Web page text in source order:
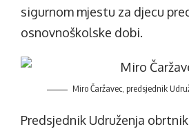
sigurnom mjestu za djecu
osnovnoškolske dobi.
Miro Čaržavec, predsjednik
Predsjednik Udruženja